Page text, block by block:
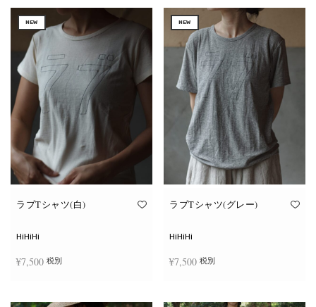
ジ
ら
選
き
ま
す
ジ
ら
選
択
で
き
ま
す
の
品
に
数
の
バ
リ
エ
ー
シ
ョ
ン
が
あ
り
ま
オ
ジ
の
商
品
に
は
複
数
の
バ
リ
エ
ー
シ
ョ
ン
が
あ
り
ま
オ
ジ
NEW
ラブTシャツ(白)
HiHiHi
¥7,500 税別
の
NEW
ラブTシャツ(グレー)
HiHiHi
¥7,500 税別
の